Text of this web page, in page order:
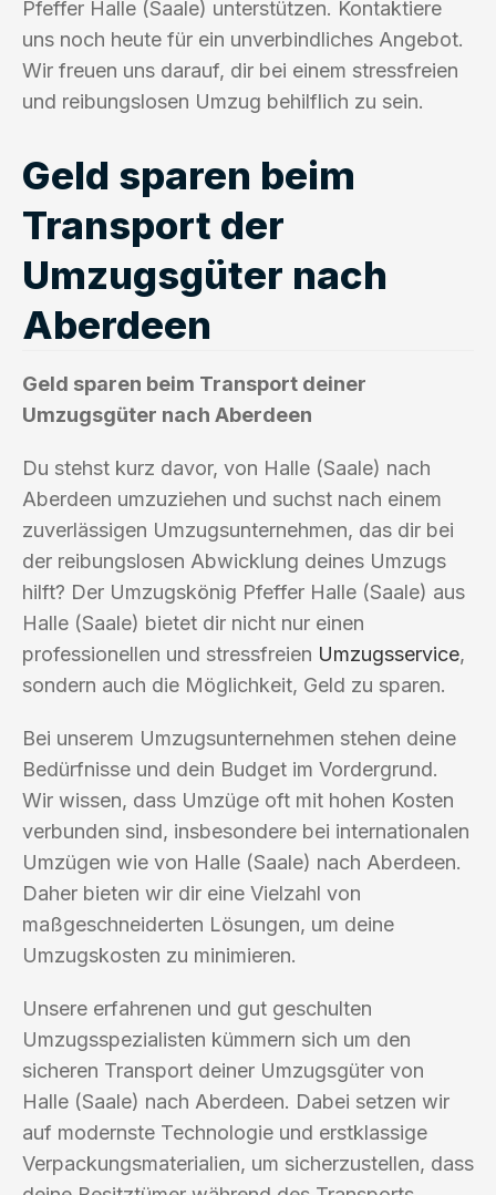
Pfeffer Halle (Saale) unterstützen. Kontaktiere
uns noch heute für ein unverbindliches Angebot.
Wir freuen uns darauf, dir bei einem stressfreien
und reibungslosen Umzug behilflich zu sein.
Geld sparen beim
Transport der
Umzugsgüter nach
Aberdeen
Geld sparen beim Transport deiner
Umzugsgüter nach Aberdeen
Du stehst kurz davor, von Halle (Saale) nach
Aberdeen umzuziehen und suchst nach einem
zuverlässigen Umzugsunternehmen, das dir bei
der reibungslosen Abwicklung deines Umzugs
hilft? Der Umzugskönig Pfeffer Halle (Saale) aus
Halle (Saale) bietet dir nicht nur einen
professionellen und stressfreien Umzugsservice,
sondern auch die Möglichkeit, Geld zu sparen.
Bei unserem Umzugsunternehmen stehen deine
Bedürfnisse und dein Budget im Vordergrund.
Wir wissen, dass Umzüge oft mit hohen Kosten
verbunden sind, insbesondere bei internationalen
Umzügen wie von Halle (Saale) nach Aberdeen.
Daher bieten wir dir eine Vielzahl von
maßgeschneiderten Lösungen, um deine
Umzugskosten zu minimieren.
Unsere erfahrenen und gut geschulten
Umzugsspezialisten kümmern sich um den
sicheren Transport deiner Umzugsgüter von
Halle (Saale) nach Aberdeen. Dabei setzen wir
auf modernste Technologie und erstklassige
Verpackungsmaterialien, um sicherzustellen, dass